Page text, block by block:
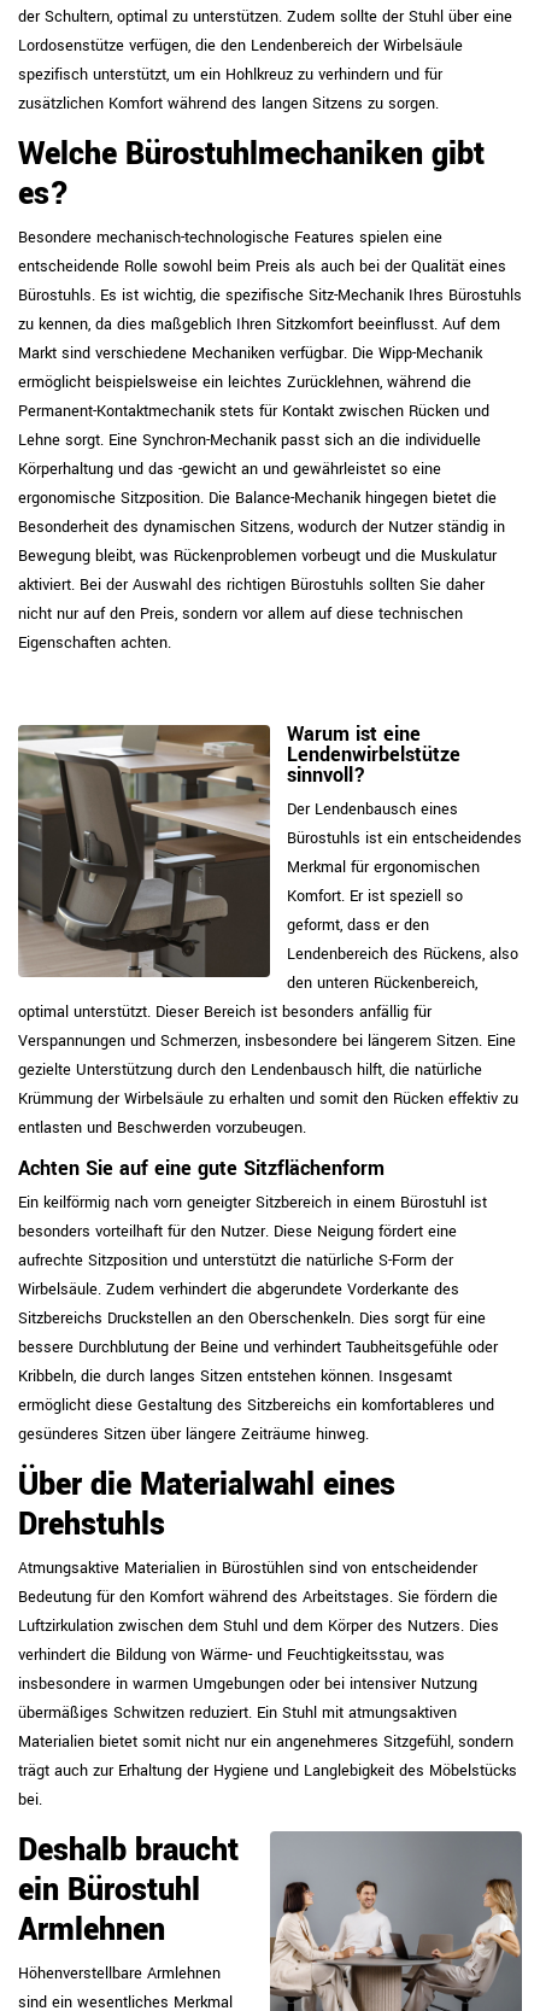
der Schultern, optimal zu unterstützen. Zudem sollte der Stuhl über eine
Lordosenstütze verfügen, die den Lendenbereich der Wirbelsäule
spezifisch unterstützt, um ein Hohlkreuz zu verhindern und für
zusätzlichen Komfort während des langen Sitzens zu sorgen.
Welche Bürostuhlmechaniken gibt
es?
Besondere mechanisch-technologische Features spielen eine
entscheidende Rolle sowohl beim Preis als auch bei der Qualität eines
Bürostuhls. Es ist wichtig, die spezifische Sitz-Mechanik Ihres Bürostuhls
zu kennen, da dies maßgeblich Ihren Sitzkomfort beeinflusst. Auf dem
Markt sind verschiedene Mechaniken verfügbar. Die Wipp-Mechanik
ermöglicht beispielsweise ein leichtes Zurücklehnen, während die
Permanent-Kontaktmechanik stets für Kontakt zwischen Rücken und
Lehne sorgt. Eine Synchron-Mechanik passt sich an die individuelle
Körperhaltung und das -gewicht an und gewährleistet so eine
ergonomische Sitzposition. Die Balance-Mechanik hingegen bietet die
Besonderheit des dynamischen Sitzens, wodurch der Nutzer ständig in
Bewegung bleibt, was Rückenproblemen vorbeugt und die Muskulatur
aktiviert. Bei der Auswahl des richtigen Bürostuhls sollten Sie daher
nicht nur auf den Preis, sondern vor allem auf diese technischen
Eigenschaften achten.
Warum ist eine
Lendenwirbelstütze
sinnvoll?
Der Lendenbausch eines
Bürostuhls ist ein entscheidendes
Merkmal für ergonomischen
Komfort. Er ist speziell so
geformt, dass er den
Lendenbereich des Rückens, also
den unteren Rückenbereich,
optimal unterstützt. Dieser Bereich ist besonders anfällig für
Verspannungen und Schmerzen, insbesondere bei längerem Sitzen. Eine
gezielte Unterstützung durch den Lendenbausch hilft, die natürliche
Krümmung der Wirbelsäule zu erhalten und somit den Rücken effektiv zu
entlasten und Beschwerden vorzubeugen.
Achten Sie auf eine gute Sitzflächenform
Ein keilförmig nach vorn geneigter Sitzbereich in einem Bürostuhl ist
besonders vorteilhaft für den Nutzer. Diese Neigung fördert eine
aufrechte Sitzposition und unterstützt die natürliche S-Form der
Wirbelsäule. Zudem verhindert die abgerundete Vorderkante des
Sitzbereichs Druckstellen an den Oberschenkeln. Dies sorgt für eine
bessere Durchblutung der Beine und verhindert Taubheitsgefühle oder
Kribbeln, die durch langes Sitzen entstehen können. Insgesamt
ermöglicht diese Gestaltung des Sitzbereichs ein komfortableres und
gesünderes Sitzen über längere Zeiträume hinweg.
Über die Materialwahl eines
Drehstuhls
Atmungsaktive Materialien in Bürostühlen sind von entscheidender
Bedeutung für den Komfort während des Arbeitstages. Sie fördern die
Luftzirkulation zwischen dem Stuhl und dem Körper des Nutzers. Dies
verhindert die Bildung von Wärme- und Feuchtigkeitsstau, was
insbesondere in warmen Umgebungen oder bei intensiver Nutzung
übermäßiges Schwitzen reduziert. Ein Stuhl mit atmungsaktiven
Materialien bietet somit nicht nur ein angenehmeres Sitzgefühl, sondern
trägt auch zur Erhaltung der Hygiene und Langlebigkeit des Möbelstücks
bei.
Deshalb braucht
ein Bürostuhl
Armlehnen
Höhenverstellbare Armlehnen
sind ein wesentliches Merkmal